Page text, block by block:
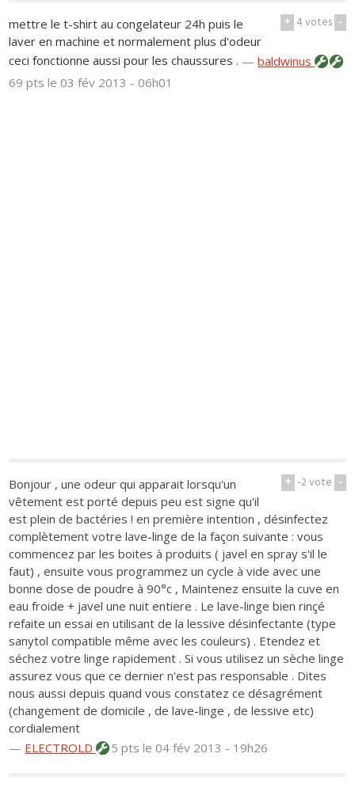
+ 4votes -
mettre le t-shirt au congelateur 24h puis le
laver en machine et normalement plus d'odeur
ceci fonctionne aussi pour les chaussures . —baldwinus
69 ptsle 03 fév 2013 - 06h01
+ -2vote -
Bonjour , une odeur qui apparait lorsqu'un
vêtement est porté depuis peu est signe qu'il
est plein de bactéries ! en première intention , désinfectez
complètement votre lave-linge de la façon suivante : vous
commencez par les boites à produits ( javel en spray s'il le
faut) , ensuite vous programmez un cycle à vide avec une
bonne dose de poudre à 90°c , Maintenez ensuite la cuve en
eau froide + javel une nuit entiere . Le lave-linge bien rinçé
refaite un essai en utilisant de la lessive désinfectante (type
sanytol compatible même avec les couleurs) . Etendez et
séchez votre linge rapidement . Si vous utilisez un sèche linge
assurez vous que ce dernier n'est pas responsable . Dites
nous aussi depuis quand vous constatez ce désagrément
(changement de domicile , de lave-linge , de lessive etc)
cordialement
— ELECTROLD 5 ptsle 04 fév 2013 - 19h26